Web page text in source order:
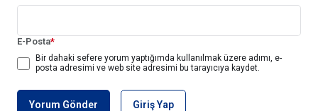
E-Posta*
Bir dahaki sefere yorum yaptığımda kullanılmak üzere adımı, e-
posta adresimi ve web site adresimi bu tarayıcıya kaydet.
Yorum Gönder Giriş Yap